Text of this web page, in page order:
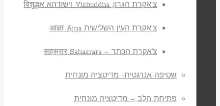
צ'אקרת הגרון, Vishuddha וישודהא אविशुद्ध
צ'אקרת העין השלישית आज्ञा Ajna
צ’אקרת הכתר – सहस्रार Sahasrara
שטיפה אנרגטית- מדיטציה מונחית
פתיחת הלב – מדיטציה מונחית